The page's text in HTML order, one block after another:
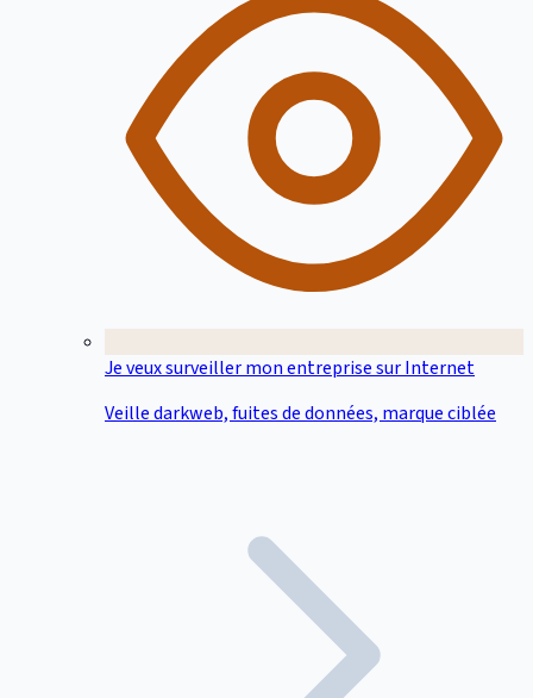
Je veux surveiller mon entreprise sur Internet
Veille darkweb, fuites de données, marque ciblée